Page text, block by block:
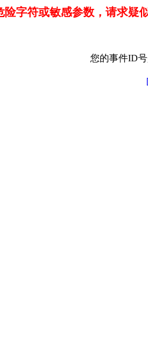
险字符或敏感参数，请求疑
您的事件ID号